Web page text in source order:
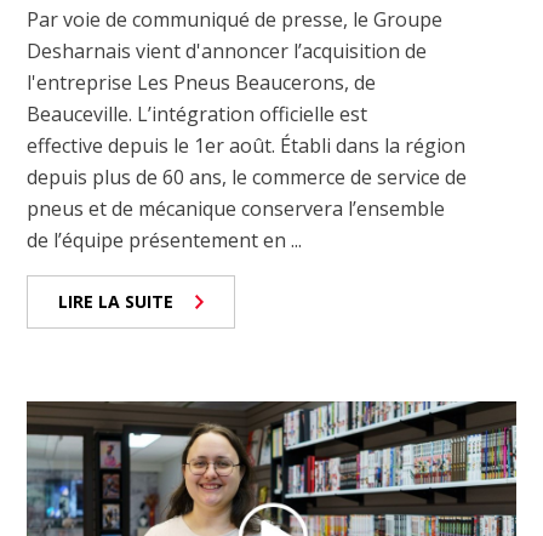
Par voie de communiqué de presse, le Groupe
Desharnais vient d'annoncer l’acquisition de
l'entreprise Les Pneus Beaucerons, de
Beauceville. L’intégration officielle est
effective depuis le 1er août. Établi dans la région
depuis plus de 60 ans, le commerce de service de
pneus et de mécanique conservera l’ensemble
de l’équipe présentement en ...
LIRE LA SUITE